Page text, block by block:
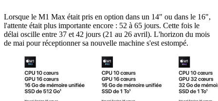
Lorsque le M1 Max était pris en option dans un 14" ou dans le 16",
l'attente était plus importante encore : 52 à 65 jours. Cette fois le
délai oscille entre 37 et 42 jours (21 au 26 avril). L'horizon du mois
de mai pour réceptionner sa nouvelle machine s'est estompé.